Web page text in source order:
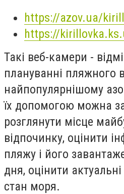
https://azov.ua/
https://
Такі веб-камери -
плануванні пляжного
найпопулярнішому
їх допомогою можна
розглянути місце
відпочинку, оцінити
пляжу і його
дня, оцінити
стан моря.